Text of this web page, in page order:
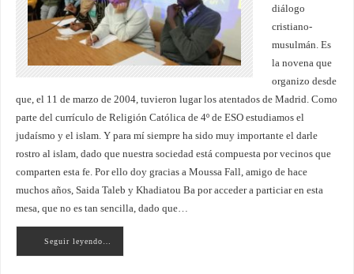
diálogo
cristiano-
musulmán. Es
la novena que
organizo desde
que, el 11 de marzo de 2004, tuvieron lugar los atentados de Madrid. Como
parte del currículo de Religión Católica de 4º de ESO estudiamos el
judaísmo y el islam. Y para mí siempre ha sido muy importante el darle
rostro al islam, dado que nuestra sociedad está compuesta por vecinos que
comparten esta fe. Por ello doy gracias a Moussa Fall, amigo de hace
muchos años, Saida Taleb y Khadiatou Ba por acceder a particiar en esta
mesa, que no es tan sencilla, dado que…
Seguir leyendo…